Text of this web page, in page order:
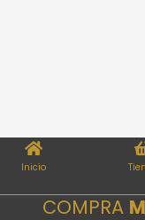
Inicio
COMPRA